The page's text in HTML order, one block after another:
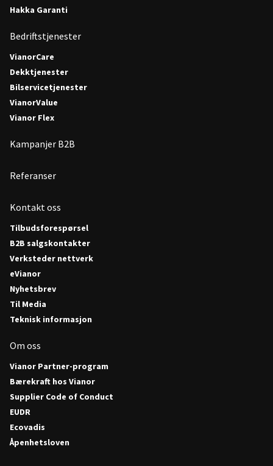
Hakka Garanti
Bedriftstjenester
VianorCare
Dekktjenester
Bilservicetjenester
VianorValue
Vianor Flex
Kampanjer B2B
Referanser
Kontakt oss
Tilbudsforespørsel
B2B salgskontakter
Verksteder nettverk
eVianor
Nyhetsbrev
Til Media
Teknisk informasjon
Om oss
Vianor Partner-program
Bærekraft hos Vianor
Supplier Code of Conduct
EUDR
Ecovadis
Åpenhetsloven